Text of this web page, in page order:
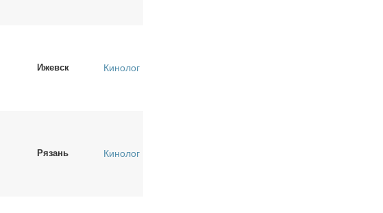
Ижевск Кинолог
Рязань Кинолог